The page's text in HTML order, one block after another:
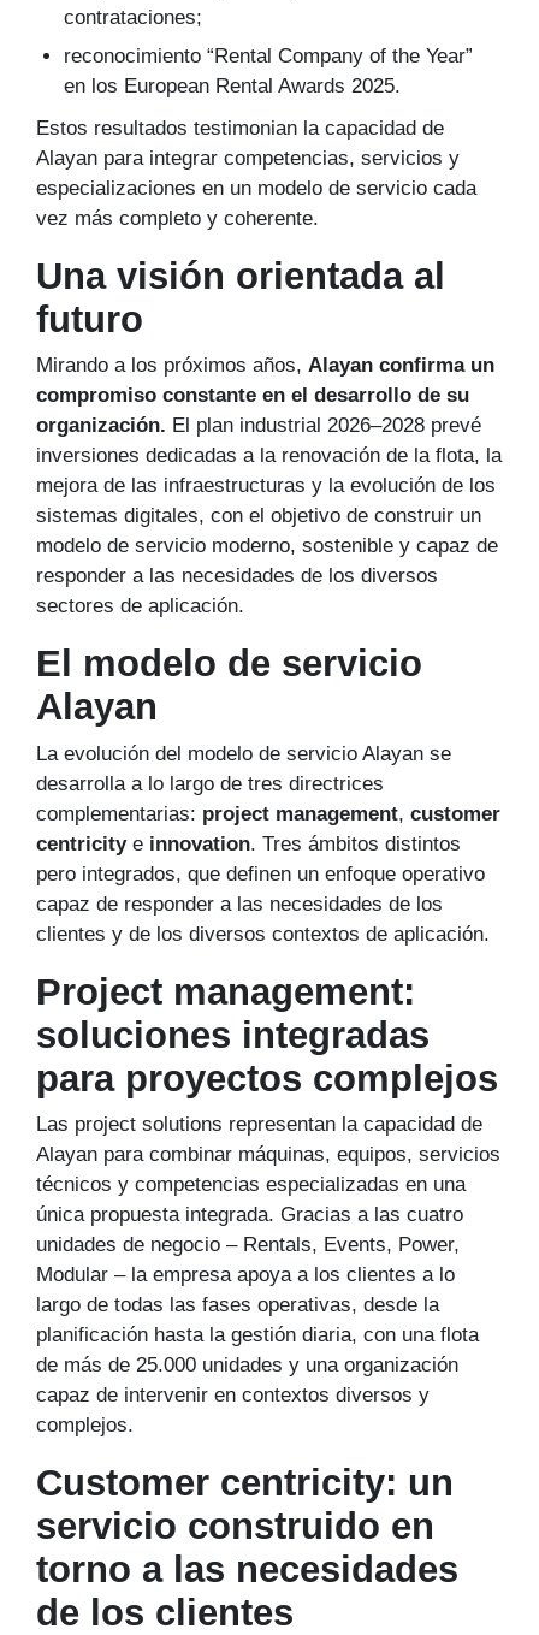
contrataciones;
reconocimiento “Rental Company of the Year”
en los European Rental Awards 2025.
Estos resultados testimonian la capacidad de
Alayan para integrar competencias, servicios y
especializaciones en un modelo de servicio cada
vez más completo y coherente.
Una visión orientada al
futuro
Mirando a los próximos años, Alayan confirma un
compromiso constante en el desarrollo de su
organización. El plan industrial 2026–2028 prevé
inversiones dedicadas a la renovación de la flota, la
mejora de las infraestructuras y la evolución de los
sistemas digitales, con el objetivo de construir un
modelo de servicio moderno, sostenible y capaz de
responder a las necesidades de los diversos
sectores de aplicación.
El modelo de servicio
Alayan
La evolución del modelo de servicio Alayan se
desarrolla a lo largo de tres directrices
complementarias: project management, customer
centricitye innovation. Tres ámbitos distintos
pero integrados, que definen un enfoque operativo
capaz de responder a las necesidades de los
clientes y de los diversos contextos de aplicación.
Project management:
soluciones integradas
para proyectos complejos
Las project solutions representan la capacidad de
Alayan para combinar máquinas, equipos, servicios
técnicos y competencias especializadas en una
única propuesta integrada. Gracias a las cuatro
unidades de negocio – Rentals, Events, Power,
Modular – la empresa apoya a los clientes a lo
largo de todas las fases operativas, desde la
planificación hasta la gestión diaria, con una flota
de más de 25.000 unidades y una organización
capaz de intervenir en contextos diversos y
complejos.
Customer centricity: un
servicio construido en
torno a las necesidades
de los clientes